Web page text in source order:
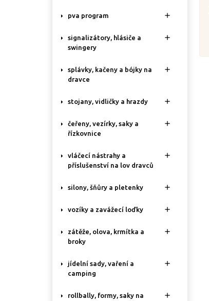
pva program 
signalizátory, hlásiče a
swingery

splávky, kačeny a bójky na
dravce

stojany, vidličky a hrazdy 
čeřeny, vezírky, saky a
řízkovnice

vláčecí nástrahy a
příslušenství na lov dravců

silony, šňůry a pletenky 
vozíky a zavážecí loďky 
zátěže, olova, krmítka a
broky

jídelní sady, vaření a
camping

rollbally, formy, saky na
